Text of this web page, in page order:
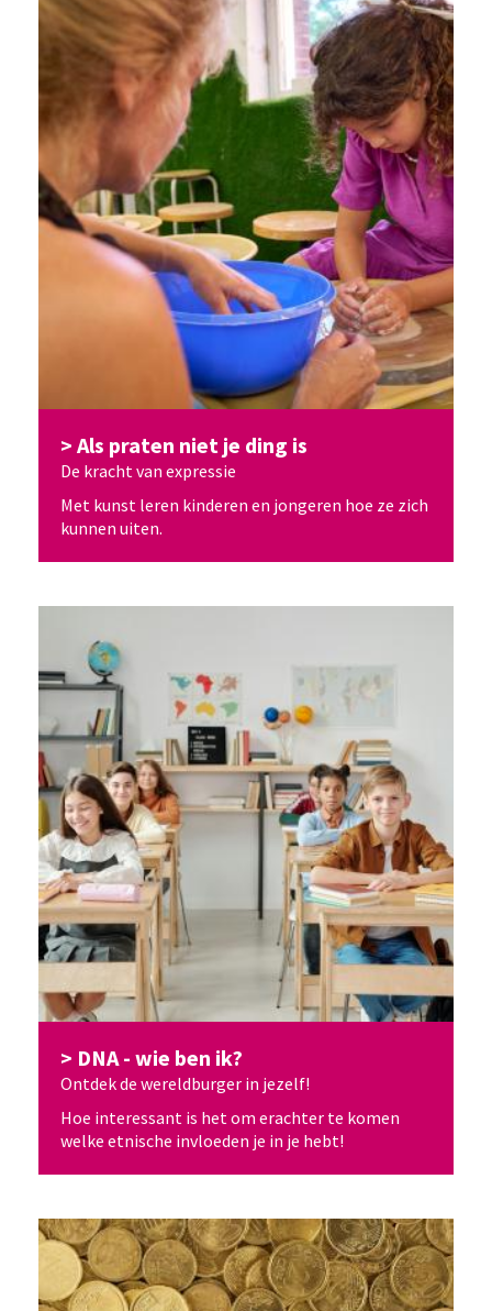
Als praten niet je ding is
De kracht van expressie
Met kunst leren kinderen en jongeren hoe ze zich
kunnen uiten.
DNA - wie ben ik?
Ontdek de wereldburger in jezelf!
Hoe interessant is het om erachter te komen
welke etnische invloeden je in je hebt!